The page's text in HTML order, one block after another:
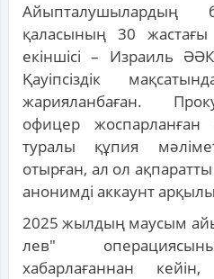
Айыпталушылардың
қаласының 30
екіншісі – Израиль
Қауіпсіздік
жарияланбаған.
офицер жоспарланған
туралы құпия
отырған, ал ол
анонимді аккаунт
2025 жылдың маусым
лев"
хабарлағаннан